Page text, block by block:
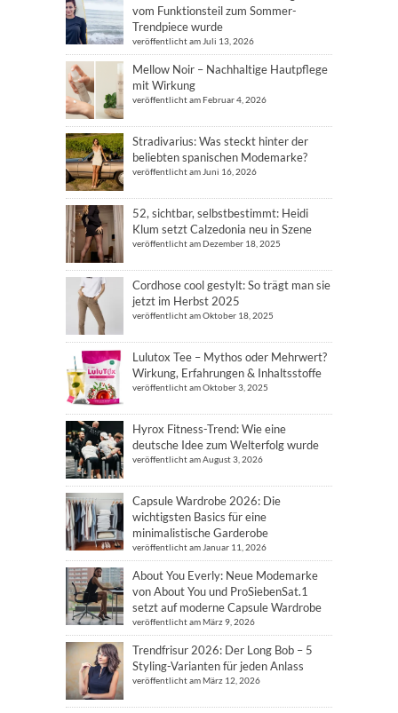
vom Funktionsteil zum Sommer-
Trendpiece wurde
veröffentlicht am Juli 13, 2026
Mellow Noir – Nachhaltige Hautpflege
mit Wirkung
veröffentlicht am Februar 4, 2026
Stradivarius: Was steckt hinter der
beliebten spanischen Modemarke?
veröffentlicht am Juni 16, 2026
52, sichtbar, selbstbestimmt: Heidi
Klum setzt Calzedonia neu in Szene
veröffentlicht am Dezember 18, 2025
Cordhose cool gestylt: So trägt man sie
jetzt im Herbst 2025
veröffentlicht am Oktober 18, 2025
Lulutox Tee – Mythos oder Mehrwert?
Wirkung, Erfahrungen & Inhaltsstoffe
veröffentlicht am Oktober 3, 2025
Hyrox Fitness-Trend: Wie eine
deutsche Idee zum Welterfolg wurde
veröffentlicht am August 3, 2026
Capsule Wardrobe 2026: Die
wichtigsten Basics für eine
minimalistische Garderobe
veröffentlicht am Januar 11, 2026
About You Everly: Neue Modemarke
von About You und ProSiebenSat.1
setzt auf moderne Capsule Wardrobe
veröffentlicht am März 9, 2026
Trendfrisur 2026: Der Long Bob – 5
Styling-Varianten für jeden Anlass
veröffentlicht am März 12, 2026